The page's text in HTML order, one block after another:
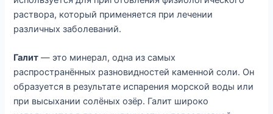
раствора, который применяется при лечении
различных заболеваний.
Галит — это минерал, одна из самых
распространённых разновидностей каменной соли. Он
образуется в результате испарения морской воды или
при высыхании солёных озёр. Галит широко